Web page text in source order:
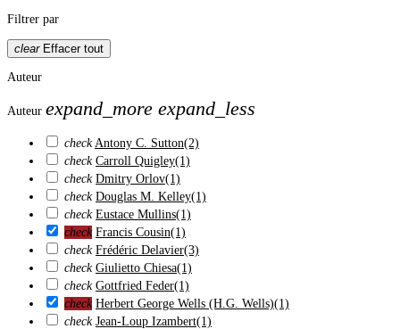
Filtrer par
clear Effacer tout
Auteur
Auteur expand_more expand_less
check Antony C. Sutton(2)
check Carroll Quigley(1)
check Dmitry Orlov(1)
check Douglas M. Kelley(1)
check Eustace Mullins(1)
check Francis Cousin(1)
check Frédéric Delavier(3)
check Giulietto Chiesa(1)
check Gottfried Feder(1)
check Herbert George Wells (H.G. Wells)(1)
check Jean-Loup Izambert(1)